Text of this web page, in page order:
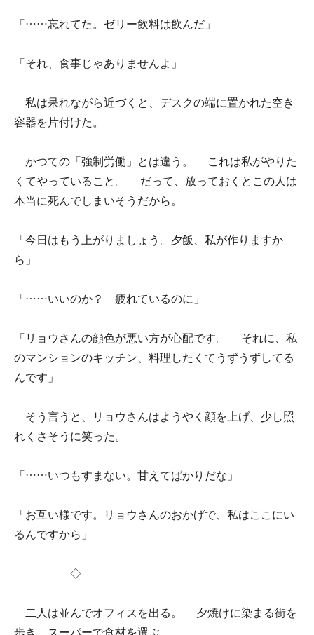
「……忘れてた。ゼリー飲料は飲んだ」
「それ、食事じゃありませんよ」
私は呆れながら近づくと、デスクの端に置かれた空き
容器を片付けた。
かつての「強制労働」とは違う。 これは私がやりた
くてやっていること。 だって、放っておくとこの人は
本当に死んでしまいそうだから。
「今日はもう上がりましょう。夕飯、私が作りますか
ら」
「……いいのか？ 疲れているのに」
「リョウさんの顔色が悪い方が心配です。 それに、私
のマンションのキッチン、料理したくてうずうずしてる
んです」
そう言うと、リョウさんはようやく顔を上げ、少し照
れくさそうに笑った。
「……いつもすまない。甘えてばかりだな」
「お互い様です。リョウさんのおかげで、私はここにい
るんですから」
◇
二人は並んでオフィスを出る。 夕焼けに染まる街を
歩き、スーパーで食材を選ぶ。